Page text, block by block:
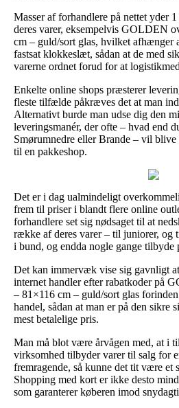
Masser af forhandlere på nettet yder
deres varer, eksempelvis GOLDEN
cm – guld/sort glas, hvilket afhænger
fastsat klokkeslæt, sådan at de med
varerne ordnet forud for at
Enkelte online shops præsterer
fleste tilfælde påkræves det at man
Alternativt burde man udse dig den
leveringsmanér, der ofte – hvad end
Smørumnedre eller Brande – vil
til en pakkeshop.
Det er i dag ualmindeligt
frem til priser i blandt flere online
forhandlere set sig nødsaget til at
række af deres varer – til juniorer, og
i bund, og endda nogle gange tilbyde
Det kan immervæk vise sig gavnligt
internet handler efter rabatkoder på
– 81×116 cm – guld/sort glas
handel, sådan at man er på den sikre
mest betalelige pris.
Man må blot være årvågen med, at i
virksomhed tilbyder varer til salg for
fremragende, så kunne det tit være
Shopping med kort er ikke desto
som garanterer køberen imod